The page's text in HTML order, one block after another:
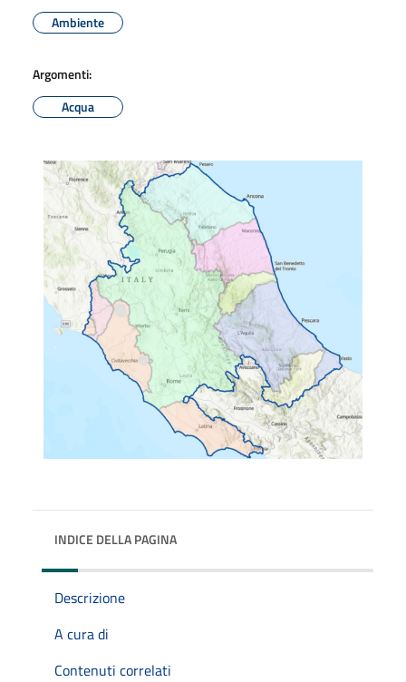
Ambiente
Argomenti:
Acqua
INDICE DELLA PAGINA
Descrizione
A cura di
Contenuti correlati